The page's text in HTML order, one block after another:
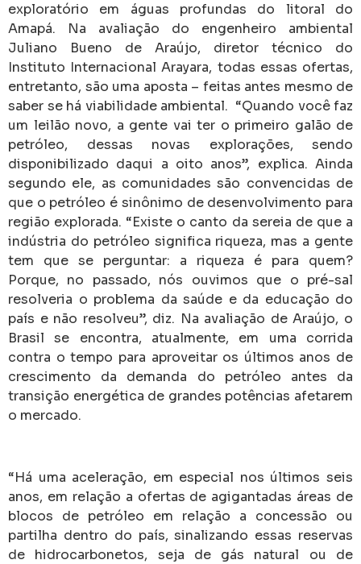
exploratório em águas profundas do litoral do
Amapá. Na avaliação do engenheiro ambiental
Juliano Bueno de Araújo, diretor técnico do
Instituto Internacional Arayara, todas essas ofertas,
entretanto, são uma aposta – feitas antes mesmo de
saber se há viabilidade ambiental. “Quando você faz
um leilão novo, a gente vai ter o primeiro galão de
petróleo, dessas novas explorações, sendo
disponibilizado daqui a oito anos”, explica. Ainda
segundo ele, as comunidades são convencidas de
que o petróleo é sinônimo de desenvolvimento para
região explorada. “Existe o canto da sereia de que a
indústria do petróleo significa riqueza, mas a gente
tem que se perguntar: a riqueza é para quem?
Porque, no passado, nós ouvimos que o pré-sal
resolveria o problema da saúde e da educação do
país e não resolveu”, diz. Na avaliação de Araújo, o
Brasil se encontra, atualmente, em uma corrida
contra o tempo para aproveitar os últimos anos de
crescimento da demanda do petróleo antes da
transição energética de grandes potências afetarem
o mercado.
“Há uma aceleração, em especial nos últimos seis
anos, em relação a ofertas de agigantadas áreas de
blocos de petróleo em relação a concessão ou
partilha dentro do país, sinalizando essas reservas
de hidrocarbonetos, seja de gás natural ou de